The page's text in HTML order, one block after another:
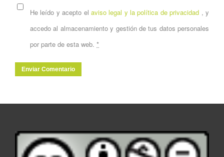
He leído y acepto el aviso legal y la política de privacidad , y
accedo al almacenamiento y gestión de tus datos personales
por parte de esta web. *